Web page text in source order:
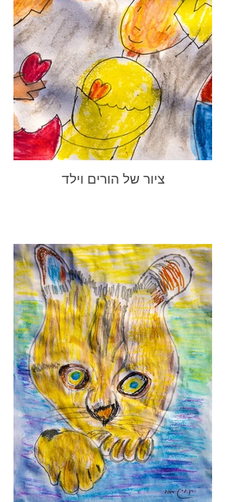
ציור של הורים וילד